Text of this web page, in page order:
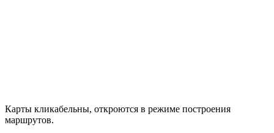
Карты кликабельны, откроются в режиме построения
маршрутов.